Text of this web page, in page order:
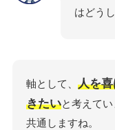
はどう
軸として、 人を
きたいと考えて
共通しますね。